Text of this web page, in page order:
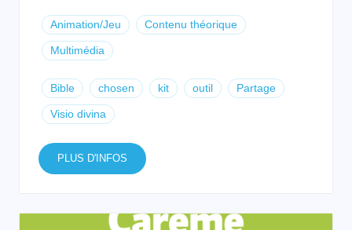
Animation/Jeu Contenu théorique
Multimédia
Bible chosen kit outil Partage
Visio divina
PLUS D'INFOS